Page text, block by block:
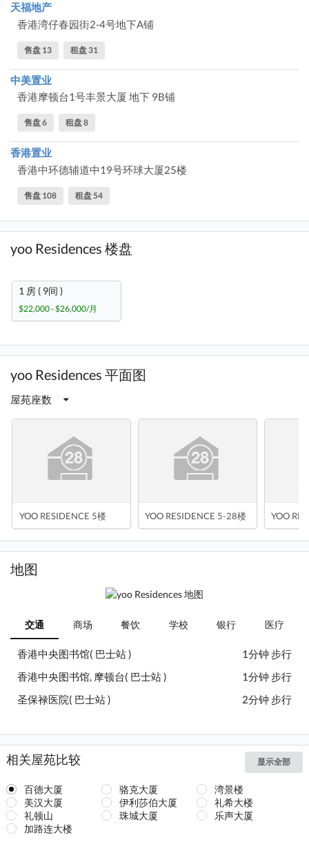
天福地产
香港湾仔春园街2-4号地下A铺
售盘 13 租盘 31
中美置业
香港摩顿台1号丰景大厦 地下 9B铺
售盘 6 租盘 8
香港置业
香港中环德辅道中19号环球大厦25楼
售盘 108 租盘 54
yoo Residences 楼盘
1 房 ( 9间 )
$22,000 - $26,000/月
yoo Residences 平面图
屋苑座数
YOO RESIDENCE 5楼 YOO RESIDENCE 5-28楼 YOO
地图
交通 商场 餐饮 学校 银行 医疗
香港中央图书馆( 巴士站 )
1分钟 步行
香港中央图书馆, 摩顿台( 巴士站 )
1分钟 步行
圣保禄医院( 巴士站 )
2分钟 步行
相关屋苑比较 显示全部
百德大厦 骆克大厦
湾景楼
美汉大厦
伊利莎伯大厦
礼希大楼
礼顿山
珠城大厦
乐声大厦
加路连大楼